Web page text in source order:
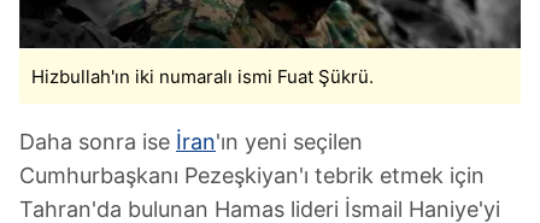
Hizbullah'ın iki numaralı ismi Fuat Şükrü.
Daha sonra ise İran'ın yeni seçilen
Cumhurbaşkanı Pezeşkiyan'ı tebrik etmek için
Tahran'da bulunan Hamas lideri İsmail Haniye'yi